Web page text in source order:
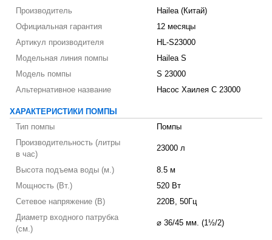
Производитель
Hailea (Китай)
Официальная гарантия
12 месяцы
Артикул производителя
HL-S23000
Модельная линия помпы
Hailea S
Модель помпы
S 23000
Альтернативное название
Насос Хаилея С 23000
ХАРАКТЕРИСТИКИ ПОМПЫ
Тип помпы
Помпы
Производительность (литры
в час)
23000 л
Высота подъема воды (м.)
8.5 м
Мощность (Вт.)
520 Вт
Сетевое напряжение (В)
220В, 50Гц
Диаметр входного патрубка
(см.)
⌀ 36/45 мм. (1½/2)